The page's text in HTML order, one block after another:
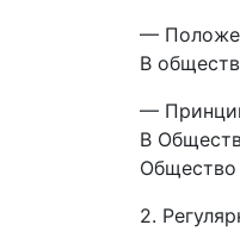
—
В
—
В
Общество
2.